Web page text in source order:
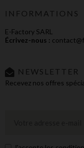
INFORMATIONS
E-Factory SARL
Écrivez-nous :
NEWSLETTER
Recevez nos offres